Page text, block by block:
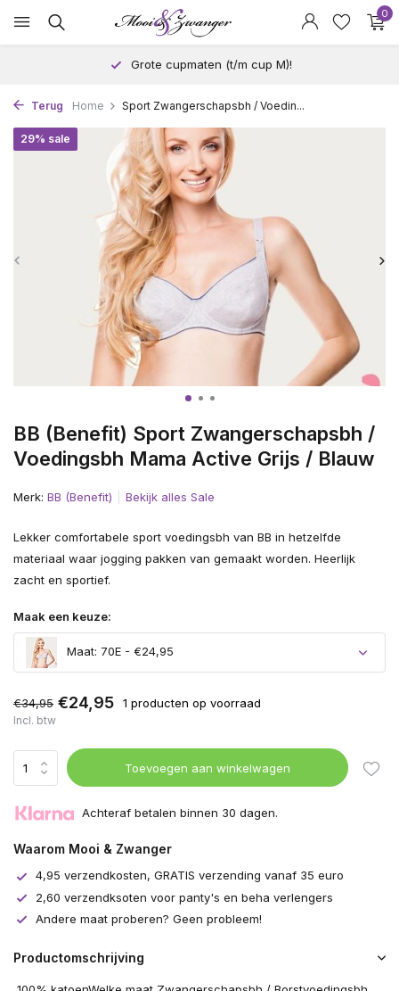
0
Grote cupmaten (t/m cup M)!
Terug Home Sport Zwangerschapsbh / Voedin...
BB (Benefit) Sport Zwangerschapsbh /
Voedingsbh Mama Active Grijs / Blauw
29% sale
Merk: BB (Benefit) Bekijk alles Sale
Lekker comfortabele sport voedingsbh van BB in hetzelfde
materiaal waar jogging pakken van gemaakt worden. Heerlijk
zacht en sportief.
Maak een keuze:
Maat: 70E - €24,95
€34,95 €24,95 1 producten op voorraad
Incl. btw
Toevoegen aan winkelwagen
Achteraf betalen binnen 30 dagen.
Waarom Mooi & Zwanger
4,95 verzendkosten, GRATIS verzending vanaf 35 euro
2,60 verzendksoten voor panty's en beha verlengers
Andere maat proberen? Geen probleem!
Productomschrijving